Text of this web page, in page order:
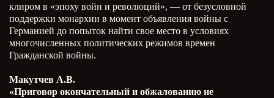
клиром в «эпоху войн и революций», — от безусловной
поддержки монархии в момент объявления войны с
Германией до попыток найти свое место в условиях
многочисленных политических режимов времен
Гражданской войны.
Макутчев А.В.
«Приговор окончательный и обжалованию не